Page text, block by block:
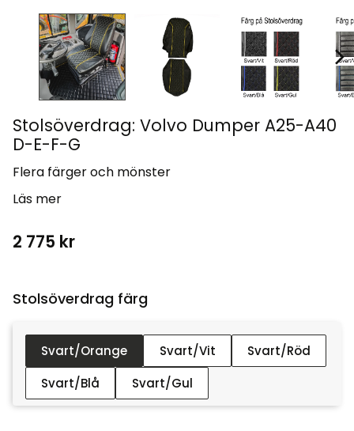
Stolsöverdrag: Volvo Dumper A25-A40
D-E-F-G
Flera färger och mönster
Läs mer
2 775 kr
Stolsöverdrag färg :
Svart/Orange Svart/Vit
Svart/Röd
Svart/Blå
Svart/Gul